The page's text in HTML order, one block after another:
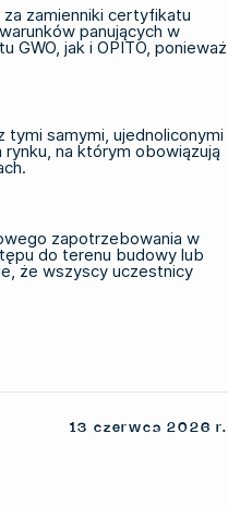
zamienniki certyfikatu
panujących w
jak i OPITO, ponieważ
samymi, ujednoliconymi
na którym obowiązują
zapotrzebowania w
do terenu budowy lub
że wszyscy uczestnicy
13 czerwca 2026 r.